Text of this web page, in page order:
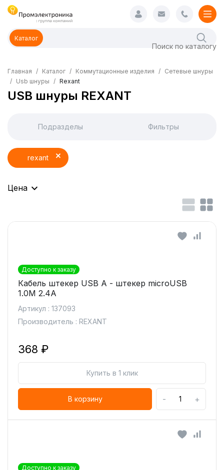
Каталог
Главная Каталог Коммутационные изделия
Сетевые шнуры
Usb шнуры
Rexant
USB шнуры REXANT
Подразделы Фильтры
rexant
Цена
Доступно к заказу
Кабель штекер USB A - штекер microUSB
1.0М 2.4А
Артикул : 137093
Производитель : REXANT
368 ₽
Купить в 1 клик
В корзину - +
Доступно к заказу